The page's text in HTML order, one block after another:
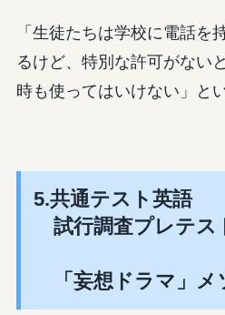
「生徒たちは学校に電話を
るけど、特別な許可がない
時も使ってはいけない」と
5.共通テスト英語
試行調査プレテス
「妄想ドラマ」メ